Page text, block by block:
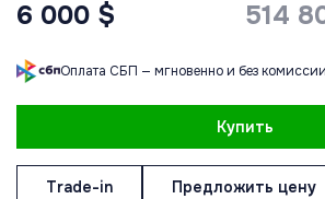
6 000 $ 514
Оплата СБП — мгновенно и без комиссии
Купить
Trade-in Предложить цену